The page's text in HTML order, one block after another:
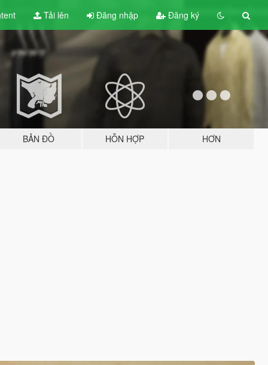
Tải lên Đăng nhập Đăng ký
BẢN ĐỒ HỖN HỢP HƠN